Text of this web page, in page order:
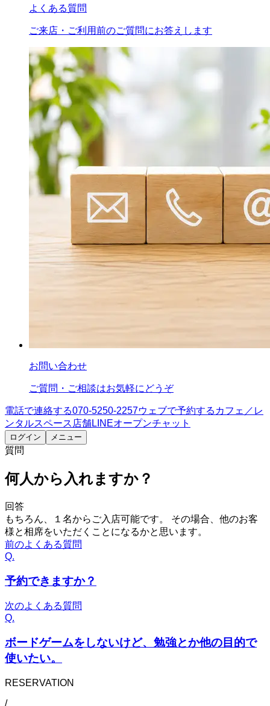
よくある質問
ご来店・ご利用前のご質問にお答えします
お問い合わせ
ご質問・ご相談はお気軽にどうぞ
電話で連絡する070-5250-2257ウェブで予約する カフェ／レ
ンタルスペース 店舗LINEオープンチャット
ログイン メニュー
質問
何人から入れますか？
回答
もちろん、１名からご入店可能です。 その場合、他のお客
様と相席をいただくことになるかと思います。
前のよくある質問
Q.
予約できますか？
次のよくある質問
Q.
ボードゲームをしないけど、勉強とか他の目的で
使いたい。
RESERVATION
/